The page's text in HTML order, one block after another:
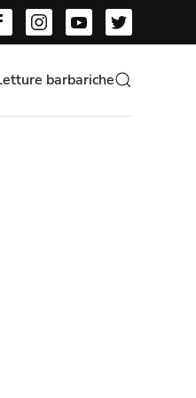
barbariche